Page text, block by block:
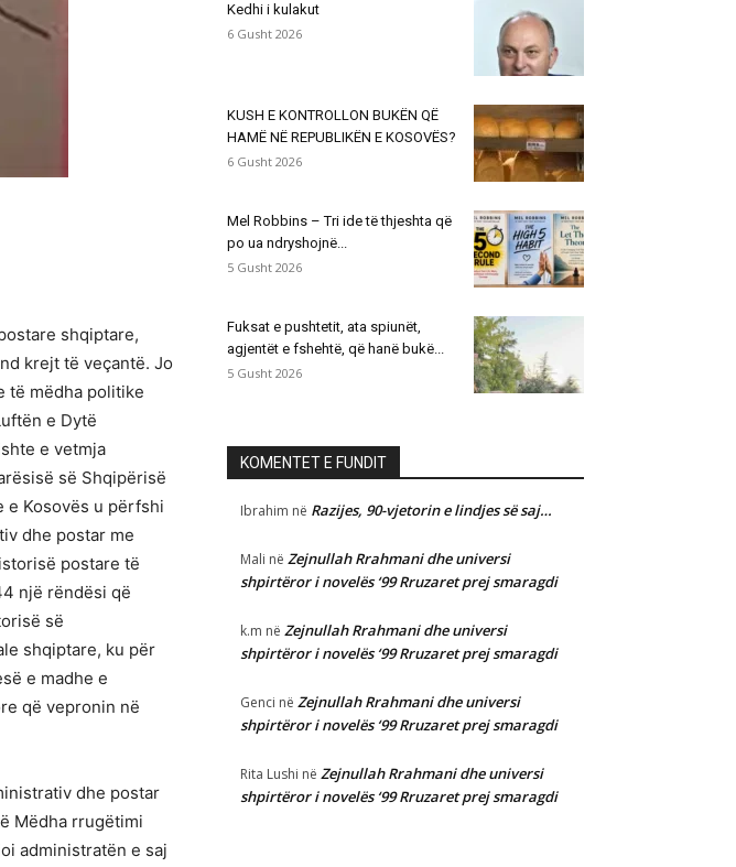
shqiptare,
krejt të veçantë. Jo
të mëdha politike
e Dytë
e vetmja
së Shqipërisë
e Kosovës u përfshi
dhe postar me
postare të
një rëndësi që
së
shqiptare, ku për
e madhe e
që vepronin në
dhe postar
Mëdha rrugëtimi
administratën e saj
Kedhi i kulakut
6 Gusht 2026
KUSH E KONTROLLON BUKËN QË
HAMË NË REPUBLIKËN E KOSOVËS?
6 Gusht 2026
Mel Robbins – Tri ide të thjeshta që
po ua ndryshojnë...
5 Gusht 2026
Fuksat e pushtetit, ata spiunët,
agjentët e fshehtë, që hanë bukë...
5 Gusht 2026
KOMENTET E FUNDIT
Ibrahim në Razijes, 90-vjetorin e lindjes së saj…
Mali në Zejnullah Rrahmani dhe universi
shpirtëror i novelës ‘99 Rruzaret prej smaragdi
k.m në Zejnullah Rrahmani dhe universi
shpirtëror i novelës ‘99 Rruzaret prej smaragdi
Genci në Zejnullah Rrahmani dhe universi
shpirtëror i novelës ‘99 Rruzaret prej smaragdi
Rita Lushi në Zejnullah Rrahmani dhe universi
shpirtëror i novelës ‘99 Rruzaret prej smaragdi